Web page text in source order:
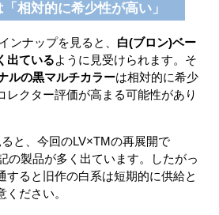
相対的に希少性が高い」
ンナップを見ると、 白(ブロン)ベー
出ているように見受けられます。そ
ルの黒マルチカラーは相対的に希少
レクター評価が高まる可能性があり
と、今回のLV×TMの再展開で
の製品が多く出ています。したがっ
すると旧作の白系は短期的に供給と
ださい。